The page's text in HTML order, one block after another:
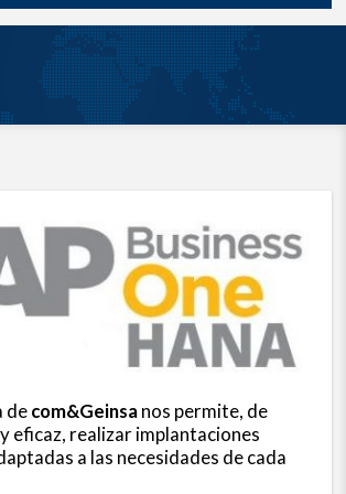
decom&Geinsanos permite, de
eficaz, realizar implantaciones
a las necesidades de cada